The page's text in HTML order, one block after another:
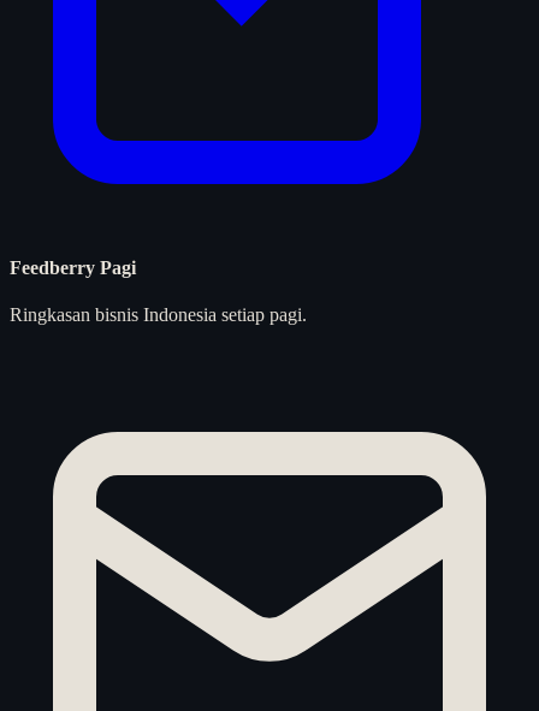
Feedberry Pagi
Ringkasan bisnis Indonesia setiap pagi.